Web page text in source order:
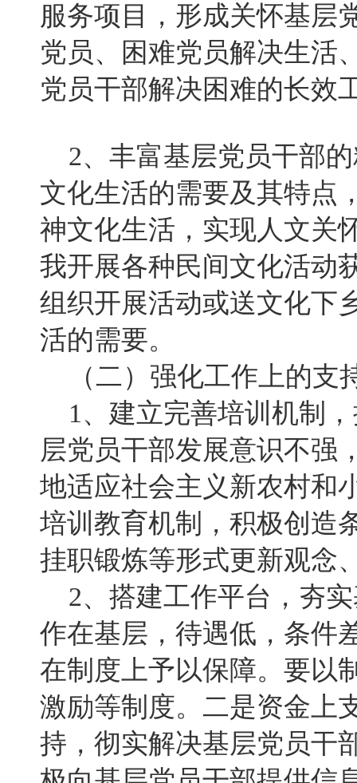
服务项目，形成关怀基层
党员、困难党员解决生活
党员干部解决困难的长效
2、丰富基层党员干部的
文化生活的需要及其特点
神文化生活，实现人文关
我开展各种民间文化活动
组织开展活动或送文化下
活的需要。
（二）强化工作上的支
1、建立完善培训机制，
层党员干部发展意识不强
地适应社会主义新农村和
培训教育机制，积极创造
挂职锻炼等形式更新观念
2、搭建工作平台，夯实
作在基层，待遇低，条件
在制度上予以保障。要以
激励等制度。二是资金上
持，彻实解决基层党员干